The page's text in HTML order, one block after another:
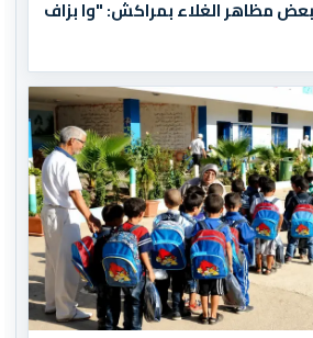
بعض مظاهر الغلاء بمراكش: "وا بزاف